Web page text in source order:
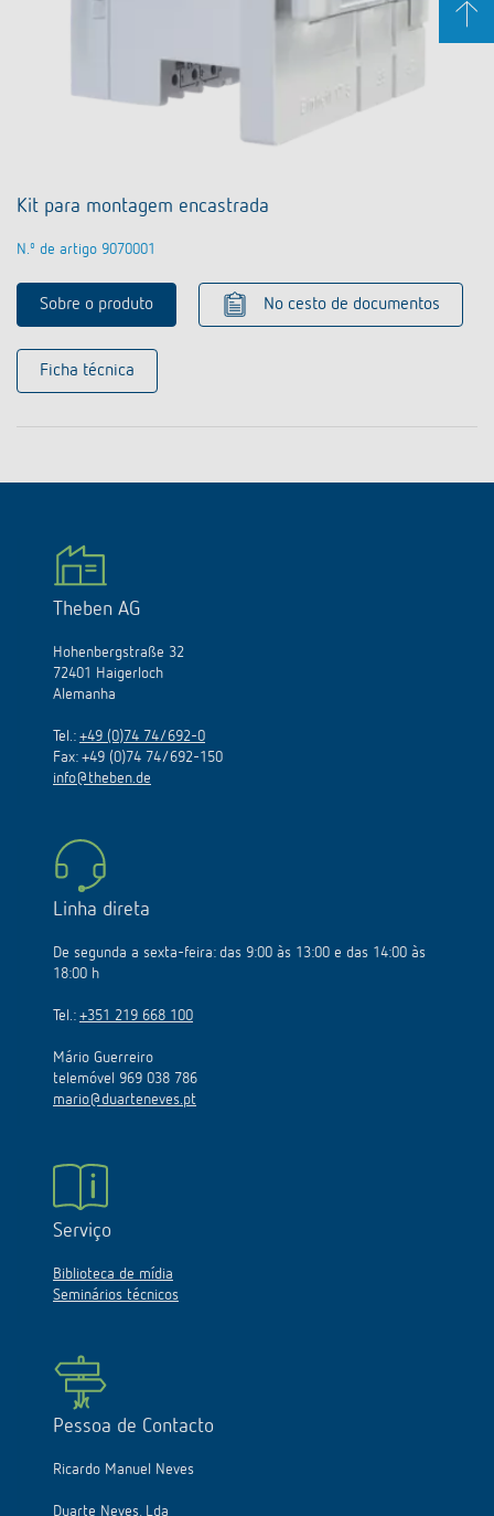
Kit para montagem encastrada
N.º de artigo 9070001
Sobre o produto No cesto de documentos
Ficha técnica
Theben AG
Hohenbergstraße 32
72401 Haigerloch
Alemanha
Tel.: +49 (0)74 74/692-0
Fax: +49 (0)74 74/692-150
info@theben.de
Linha direta
De segunda a sexta-feira: das 9:00 às 13:00 e das 14:00 às
18:00 h
Tel.: +351 219 668 100
Mário Guerreiro
telemóvel 969 038 786
mario@duarteneves.pt
Serviço
Biblioteca de mídia
Seminários técnicos
Pessoa de Contacto
Ricardo Manuel Neves
Duarte Neves, Lda